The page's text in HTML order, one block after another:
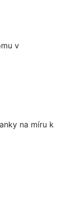
v
na míru k